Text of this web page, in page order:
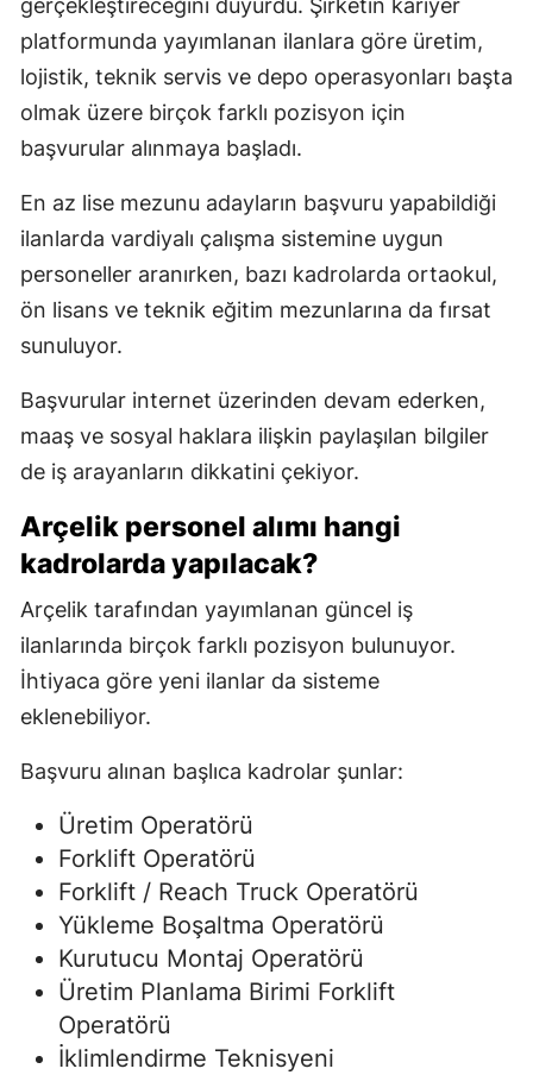
gerçekleştireceğini duyurdu. Şirketin kariyer
platformunda yayımlanan ilanlara göre üretim,
lojistik, teknik servis ve depo operasyonları başta
olmak üzere birçok farklı pozisyon için
başvurular alınmaya başladı.
En az lise mezunu adayların başvuru yapabildiği
ilanlarda vardiyalı çalışma sistemine uygun
personeller aranırken, bazı kadrolarda ortaokul,
ön lisans ve teknik eğitim mezunlarına da fırsat
sunuluyor.
Başvurular internet üzerinden devam ederken,
maaş ve sosyal haklara ilişkin paylaşılan bilgiler
de iş arayanların dikkatini çekiyor.
Arçelik personel alımı hangi
kadrolarda yapılacak?
Arçelik tarafından yayımlanan güncel iş
ilanlarında birçok farklı pozisyon bulunuyor.
İhtiyaca göre yeni ilanlar da sisteme
eklenebiliyor.
Başvuru alınan başlıca kadrolar şunlar:
Üretim Operatörü
Forklift Operatörü
Forklift / Reach Truck Operatörü
Yükleme Boşaltma Operatörü
Kurutucu Montaj Operatörü
Üretim Planlama Birimi Forklift
Operatörü
İklimlendirme Teknisyeni